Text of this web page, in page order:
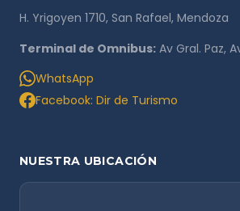
H. Yrigoyen 1710, San Rafael, Mendoza
Terminal de Omnibus: Av Gral. Paz,
WhatsApp
Facebook: Dir de Turismo
NUESTRA UBICACIÓN